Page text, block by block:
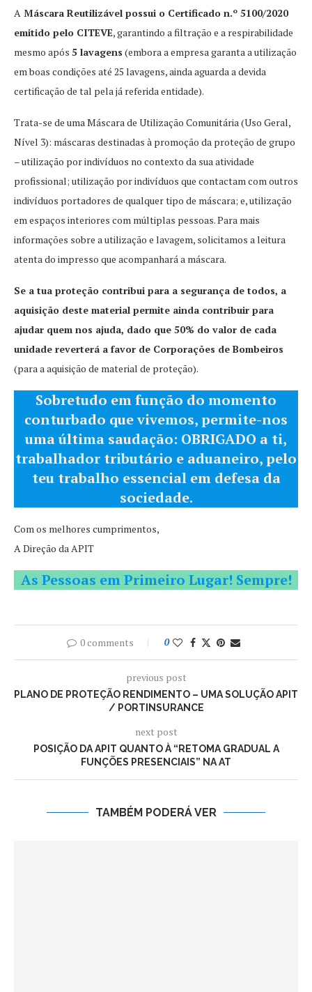
A Máscara Reutilizável possui o Certificado n.º 5100/2020
emitido pelo CITEVE, garantindo a filtração e a respirabilidade
mesmo após 5 lavagens (embora a empresa garanta a utilização
em boas condições até 25 lavagens, ainda aguarda a devida
certificação de tal pela já referida entidade).
Trata-se de uma Máscara de Utilização Comunitária (Uso Geral,
Nível 3): máscaras destinadas à promoção da proteção de grupo
– utilização por indivíduos no contexto da sua atividade
profissional; utilização por indivíduos que contactam com outros
indivíduos portadores de qualquer tipo de máscara; e, utilização
em espaços interiores com múltiplas pessoas. Para mais
informações sobre a utilização e lavagem, solicitamos a leitura
atenta do impresso que acompanhará a máscara.
Se a tua proteção contribui para a segurança de todos, a
aquisição deste material permite ainda contribuir para
ajudar quem nos ajuda, dado que 50% do valor de cada
unidade reverterá a favor de Corporações de Bombeiros
(para a aquisição de material de proteção).
Sobretudo em função do momento
conturbado que vivemos, permite-nos
uma última saudação: OBRIGADO a ti,
trabalhador tributário e aduaneiro, pelo
teu trabalho essencial em defesa da
sociedade.
Com os melhores cumprimentos,
A Direção da APIT
As Pessoas em Primeiro Lugar! Sempre!
0 comments 0
previous post
PLANO DE PROTEÇÃO RENDIMENTO – UMA SOLUÇÃO APIT
/ PORTINSURANCE
next post
POSIÇÃO DA APIT QUANTO À “RETOMA GRADUAL A
FUNÇÕES PRESENCIAIS” NA AT
TAMBÉM PODERÁ VER